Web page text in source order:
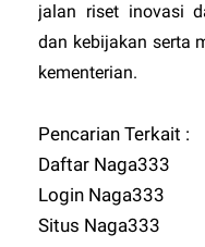
jalan riset inovasi
dan kebijakan serta
kementerian.
Pencarian Terkait :
Daftar Naga333
Login Naga333
Situs Naga333